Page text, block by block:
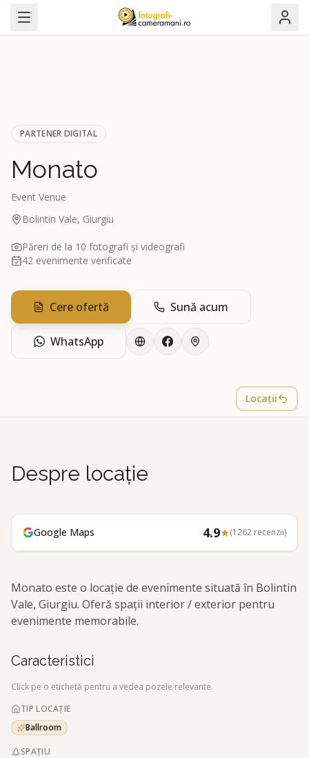
PARTENER DIGITAL
Monato
Event Venue
Bolintin Vale, Giurgiu
Păreri de la 10 fotografi și videografi
42 evenimente verificate
Cere ofertă Sună acum
WhatsApp
Locații
Despre locație
Google Maps 4.9★(1262 recenzii)
Monato este o locație de evenimente situată în Bolintin
Vale, Giurgiu. Oferă spații interior / exterior pentru
evenimente memorabile.
Caracteristici
Click pe o etichetă pentru a vedea pozele relevante.
TIP LOCAȚIE
Ballroom
SPAȚIU